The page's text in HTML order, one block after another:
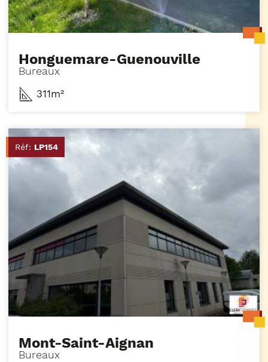
Honguemare-Guenouville
Bureaux
311m²
Réf: LP154
Mont-Saint-Aignan
Bureaux